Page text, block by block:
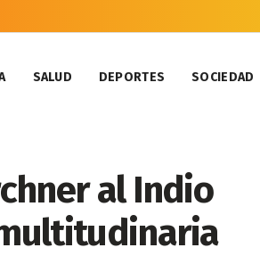
SALUD DEPORTES SOCIEDAD
al Indio